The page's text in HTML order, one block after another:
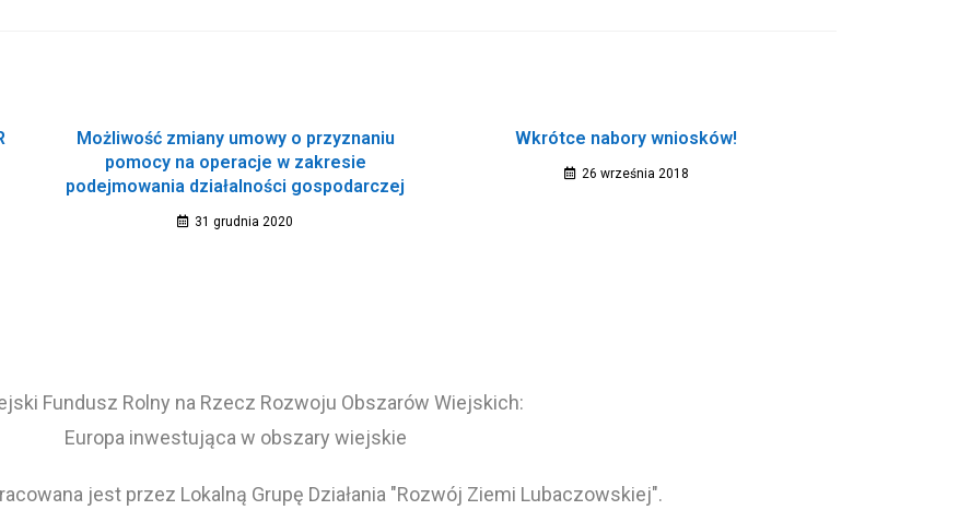
Możliwość zmiany umowy o przyznaniu
pomocy na operacje w zakresie
podejmowania działalności gospodarczej
31 grudnia 2020
Wkrótce nabory wniosków!
26 września 2018
Fundusz Rolny na Rzecz Rozwoju Obszarów Wiejskich:
Europa inwestująca w obszary wiejskie
jest przez Lokalną Grupę Działania "Rozwój Ziemi Lubaczowskiej".